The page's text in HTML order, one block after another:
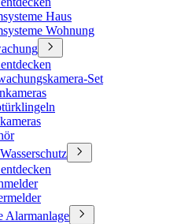
Haus
Wohnung
Set
Alarmanlage